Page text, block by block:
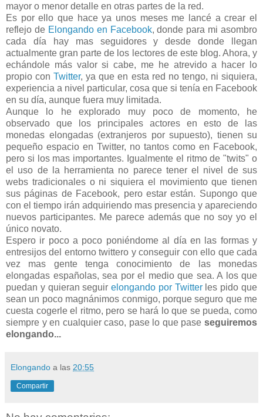
mayor o menor detalle en otras partes de la red.
Es por ello que hace ya unos meses me lancé a crear el
reflejo de Elongando en Facebook, donde para mi asombro
cada día hay mas seguidores y desde donde llegan
actualmente gran parte de los lectores de este blog. Ahora, y
echándole más valor si cabe, me he atrevido a hacer lo
propio conTwitter, ya que en esta red no tengo, ni siquiera,
experiencia a nivel particular, cosa que si tenía en Facebook
en su día, aunque fuera muy limitada.
Aunque lo he explorado muy poco de momento, he
observado que los principales actores en esto de las
monedas elongadas (extranjeros por supuesto), tienen su
pequeño espacio en Twitter, no tantos como en Facebook,
pero si los mas importantes. Igualmente el ritmo de "twits" o
el uso de la herramienta no parece tener el nivel de sus
webs tradicionales o ni siquiera el movimiento que tienen
sus páginas de Facebook, pero estar están. Supongo que
con el tiempo irán adquiriendo mas presencia y apareciendo
nuevos participantes. Me parece además que no soy yo el
único novato.
Espero ir poco a poco poniéndome al día en las formas y
entresijos del entorno twittero y conseguir con ello que cada
vez mas gente tenga conocimiento de las monedas
elongadas españolas, sea por el medio que sea. A los que
puedan y quieran seguirelongando por Twitterles pido que
sean un poco magnánimos conmigo, porque seguro que me
cuesta cogerle el ritmo, pero se hará lo que se pueda, como
siempre y en cualquier caso, pase lo que pase seguiremos
elongando...
Elongando a las 20:55
Compartir